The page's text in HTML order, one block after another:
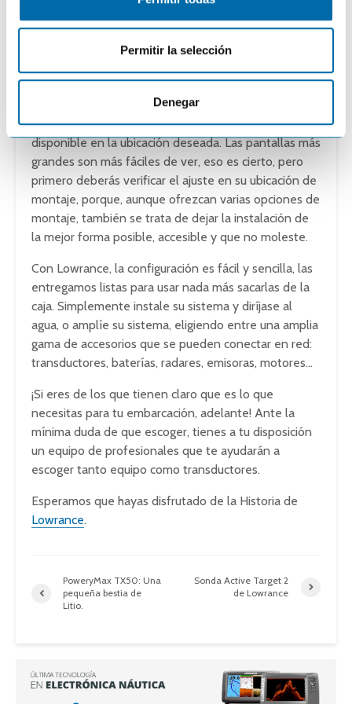
n
Permitir la selección
Denegar
las 5 a las 16 pulgadas.
Esta variedad de tamaños de pantalla facilita la
embarcación. Más grande no siempre es mejor, ya
que una de las principales consideraciones al elegir
un tamaño de pantalla es el espacio de montaje
disponible en la ubicación deseada. Las pantallas más
grandes son más fáciles de ver, eso es cierto, pero
primero deberás verificar el ajuste en su ubicación de
montaje, porque, aunque ofrezcan varias opciones de
montaje, también se trata de dejar la instalación de
la mejor forma posible, accesible y que no moleste.
Con Lowrance, la configuración es fácil y sencilla, las
entregamos listas para usar nada más sacarlas de la
caja. Simplemente instale su sistema y diríjase al
agua, o amplíe su sistema, eligiendo entre una amplia
gama de accesorios que se pueden conectar en red:
transductores, baterías, radares, emisoras, motores…
¡Si eres de los que tienen claro que es lo que
necesitas para tu embarcación, adelante! Ante la
mínima duda de que escoger, tienes a tu disposición
un equipo de profesionales que te ayudarán a
escoger tanto equipo como transductores.
Esperamos que hayas disfrutado de la Historia de
Lowrance.
PoweryMax TX50: Una
pequeña bestia de
Litio.
Sonda Active Target 2
de Lowrance